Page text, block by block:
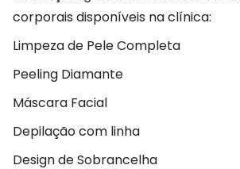
corporais disponíveis na clínica:
Limpeza de Pele Completa
Peeling Diamante
Máscara Facial
Depilação com linha
Design de Sobrancelha